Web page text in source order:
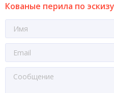
Кованые перила по